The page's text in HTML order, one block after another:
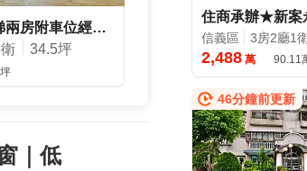
政大校園景觀電梯兩房附車位經紀人蘇明星
34.5坪
｜低
信義區 3房2廳1
2,488 萬 90.11
46分鐘前更新